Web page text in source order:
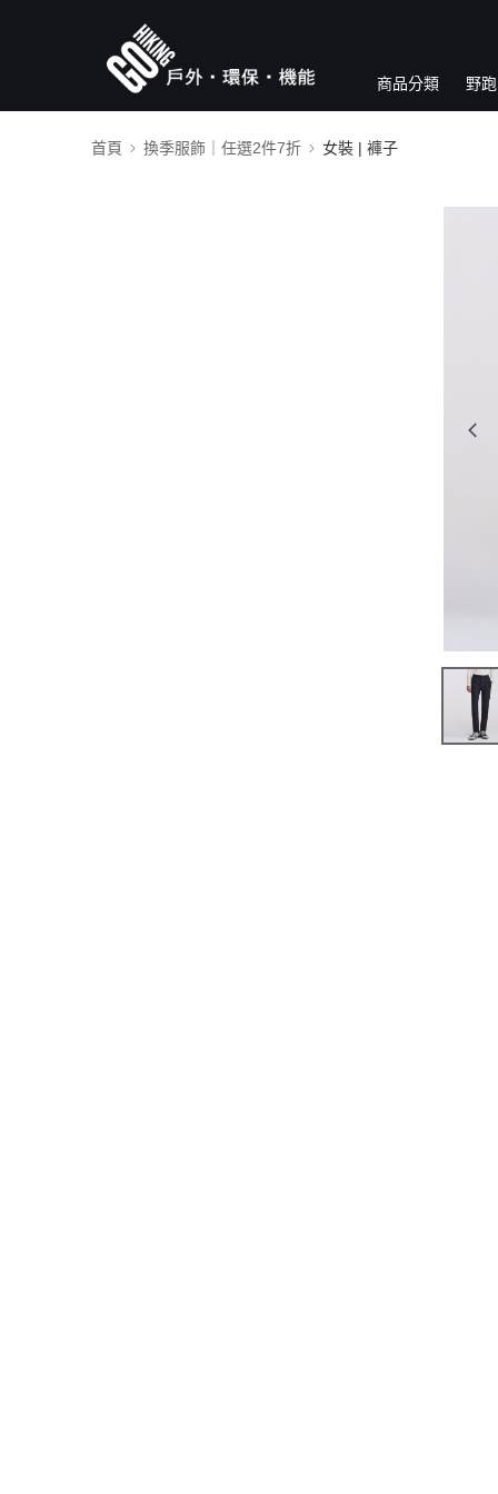
商品分類 野
首頁 換季服飾｜任選2件7折 女裝 | 褲子